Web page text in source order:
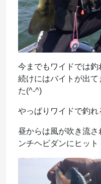
今までもワイドでは
続けにはバイトが出
た(^-^)
やっぱりワイドで釣
昼からは風が吹き流
ンチヘビダンにヒット